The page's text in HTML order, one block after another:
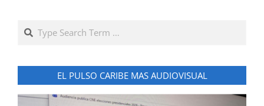
Search
EL PULSO CARIBE MAS AUDIOVISUAL